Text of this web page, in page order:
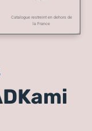
Catalogue restreint en dehors de
la France